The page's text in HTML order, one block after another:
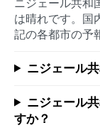
は晴れです。国
記の各都市の予
ニジェール
ニジェール
すか？